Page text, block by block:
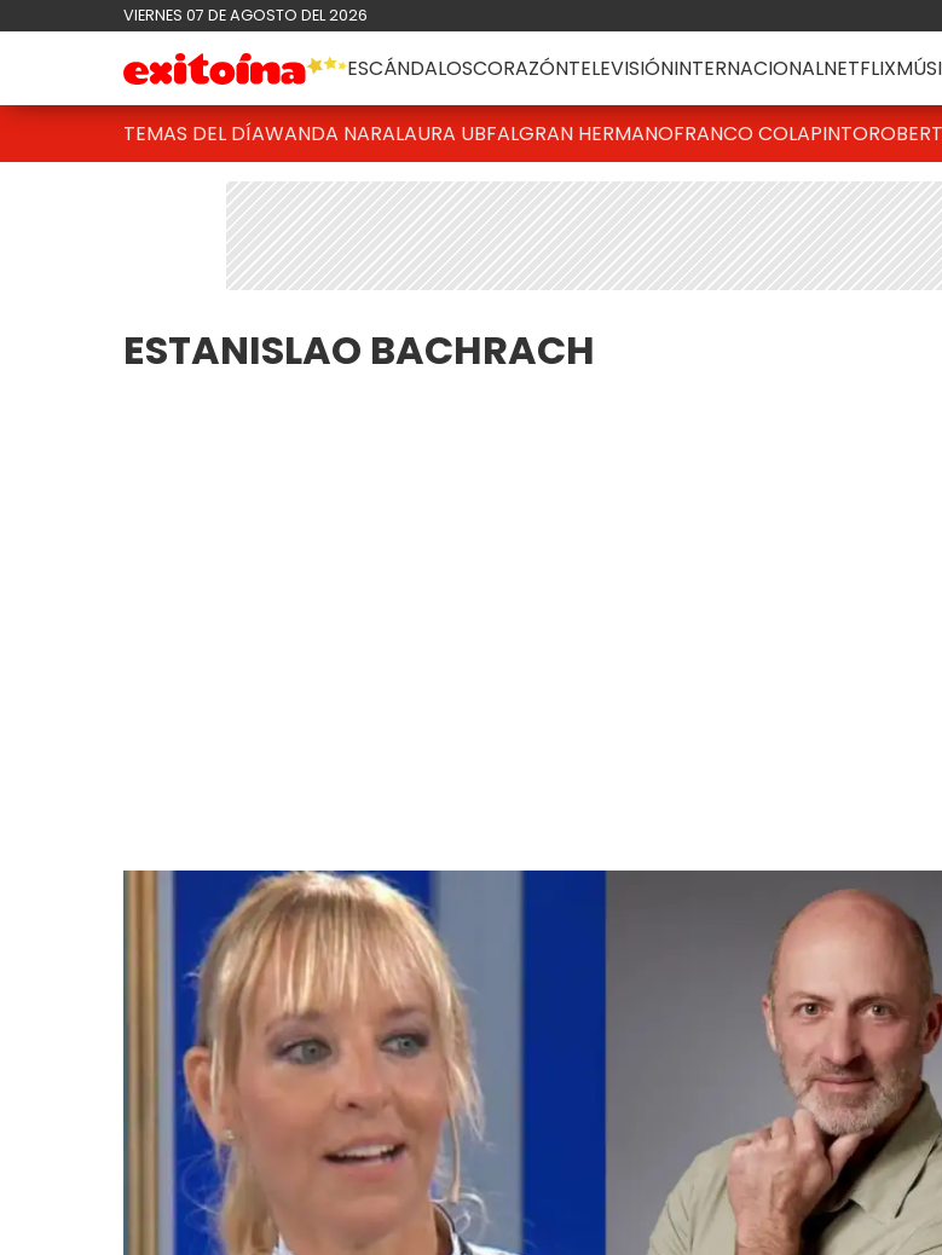
VIERNES 07 DE AGOSTO DEL 2026
ESCÁNDALOSCORAZÓNTELEVISIÓNINTERNACIONALNETFLIX
TEMAS DEL DÍAWANDA NARALAURA UBFALGRAN HERMANOFRANCO COLAPINTO
ESTANISLAO BACHRACH